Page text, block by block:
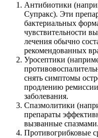
Антибиотики
Супракс). Эти
бактериальных
чувствительности
лечения обычно
рекомендованных
Уросептики
снять симптомы
продлению
заболевания.
Спазмолитики
препараты
вызванные спазмами.
Противогрибковые